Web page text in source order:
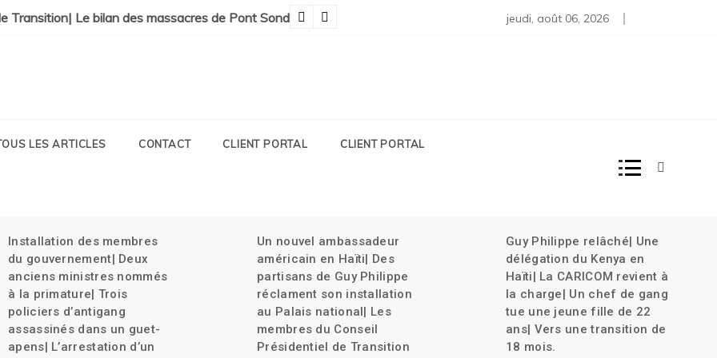
Savien et gran grif| Expulsion massives des haïtiens.
« Tokay » Pas moins de 80 diplomates rappelés | Haïti décrète l’État
jeudi, août 06, 2026
LES ARTICLES CONTACT CLIENT PORTAL CLIENT PORTAL
Un nouvel ambassadeur
américain en Haïti| Des
partisans de Guy Philippe
réclament son installation
au Palais national| Les
membres du Conseil
Présidentiel de Transition
Guy Philippe relâché| Une
délégation du Kenya en
Haïti| La CARICOM revient à
la charge| Un chef de gang
tue une jeune fille de 22
ans| Vers une transition de
18 mois.
Haïti célèbre le 220ème
anniversaire de la bataille
de Vertières |Une
délégation haïtienne au
48ème anniversaire de
l’indépendance de
Suriname| Joseph Lambert